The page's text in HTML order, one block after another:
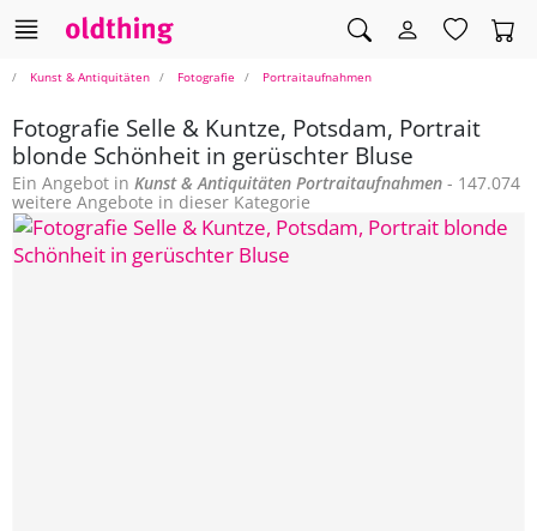
Kunst & Antiquitäten Fotografie Portraitaufnahmen
Fotografie Selle & Kuntze, Potsdam, Portrait
blonde Schönheit in gerüschter Bluse
Ein Angebot in Kunst & Antiquitäten Portraitaufnahmen - 147.074
weitere Angebote in dieser Kategorie